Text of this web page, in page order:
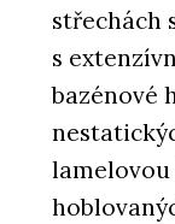
střechách
s
bazénové